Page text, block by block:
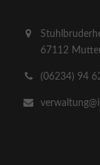
67112
(06234) 94